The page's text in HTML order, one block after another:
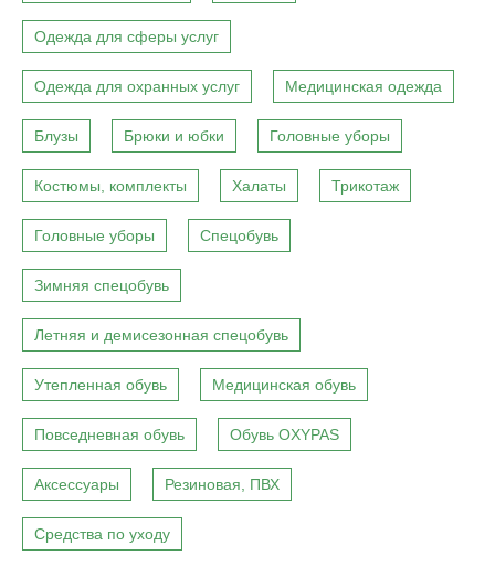
Одежда для сферы услуг
Одежда для охранных услуг Медицинская одежда
Блузы Брюки и юбки Головные уборы
Костюмы, комплекты Халаты Трикотаж
Головные уборы Спецобувь
Зимняя спецобувь
Летняя и демисезонная спецобувь
Утепленная обувь Медицинская обувь
Повседневная обувь Обувь OXYPAS
Аксессуары Резиновая, ПВХ
Средства по уходу